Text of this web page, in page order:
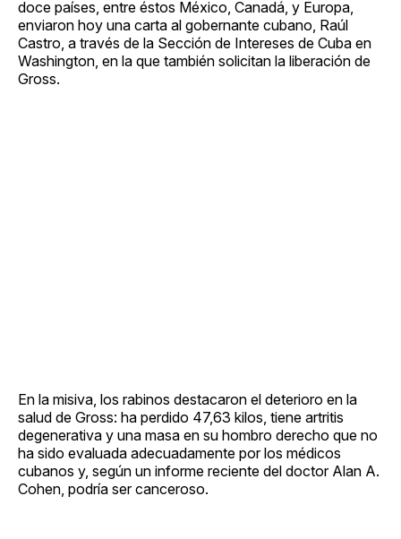
doce países, entre éstos México, Canadá, y Europa,
enviaron hoy una carta al gobernante cubano, Raúl
Castro, a través de la Sección de Intereses de Cuba en
Washington, en la que también solicitan la liberación de
Gross.
En la misiva, los rabinos destacaron el deterioro en la
salud de Gross: ha perdido 47,63 kilos, tiene artritis
degenerativa y una masa en su hombro derecho que no
ha sido evaluada adecuadamente por los médicos
cubanos y, según un informe reciente del doctor Alan A.
Cohen, podría ser canceroso.